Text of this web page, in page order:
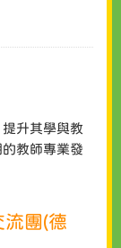
升其學與教
教師專業發
團(德